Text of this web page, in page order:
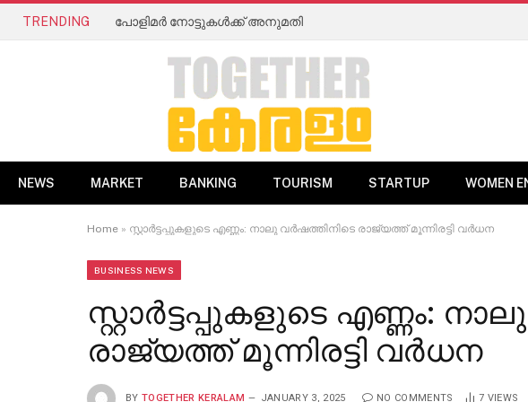
TRENDING പോളിമർ നോട്ടുകൾക്ക് അനുമതി
NEWS MARKET BANKING TOURISM STARTUP WOMEN
Home » സ്റ്റാർട്ടപ്പുകളുടെ എണ്ണം: നാലു വർഷത്തിനിടെ രാജ്യത്ത് മൂന്നിരട്ടി വർധന
BUSINESS NEWS
സ്റ്റാർട്ടപ്പുകളുടെ എണ്ണം:
രാജ്യത്ത് മൂന്നിരട്ടി വർധന
BY TOGETHER KERALAM JANUARY 3, 2025 NO COMMENTS 7 VIEWS